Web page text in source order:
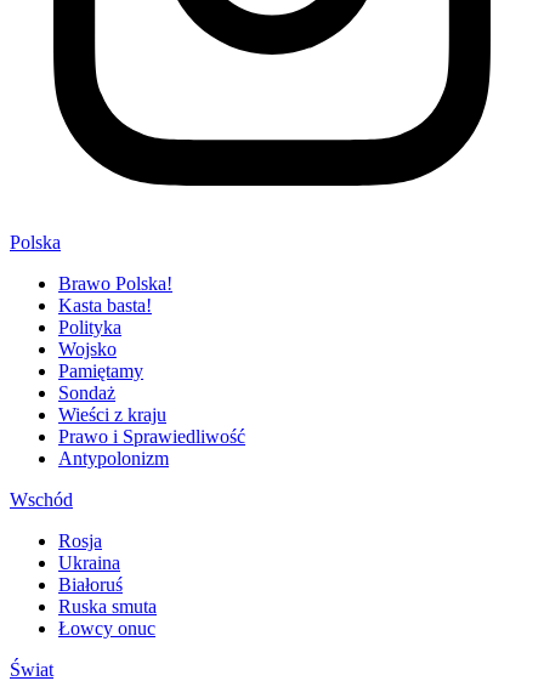
Polska
Brawo Polska!
Kasta basta!
Polityka
Wojsko
Pamiętamy
Sondaż
Wieści z kraju
Prawo i Sprawiedliwość
Antypolonizm
Wschód
Rosja
Ukraina
Białoruś
Ruska smuta
Łowcy onuc
Świat